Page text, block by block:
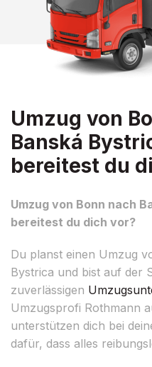
Umzug von
Banská
bereitest du
Umzug von Bonn nach
bereitest du dich vor?
Du planst einen Umzug
Bystrica und bist auf der
zuverlässigen
Umzugsprofi Rothmann
unterstützen dich bei
dafür, dass alles